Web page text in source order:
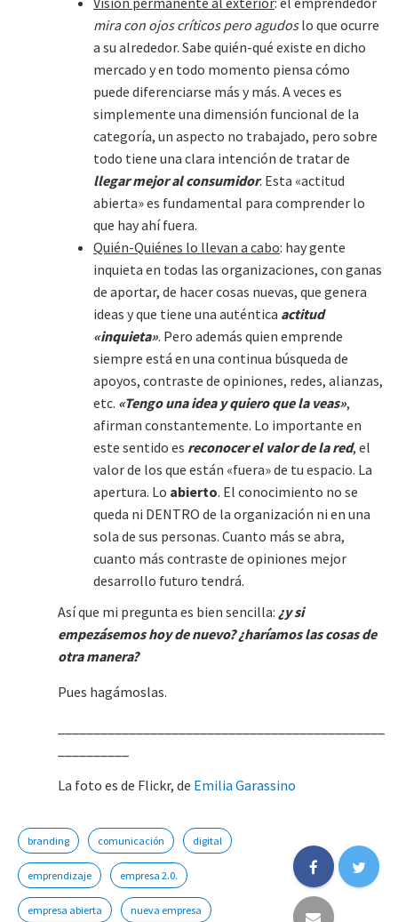
mira con ojos críticos pero agudoslo que ocurre
a su alrededor. Sabe quién-qué existe en dicho
mercado y en todo momento piensa cómo
puede diferenciarse más y más. A veces es
simplemente una dimensión funcional de la
categoría, un aspecto no trabajado, pero sobre
todo tiene una clara intención de tratar de
llegar mejor al consumidor. Esta «actitud
abierta» es fundamental para comprender lo
que hay ahí fuera.
Quién-Quiénes lo llevan a cabo: hay gente
inquieta en todas las organizaciones, con ganas
de aportar, de hacer cosas nuevas, que genera
ideas y que tiene una auténtica actitud
«inquieta». Pero además quien emprende
siempre está en una continua búsqueda de
apoyos, contraste de opiniones, redes, alianzas,
etc. «Tengo una idea y quiero que la veas»,
afirman constantemente. Lo importante en
este sentido es reconocer el valor de la red, el
valor de los que están «fuera» de tu espacio. La
apertura. Lo abierto. El conocimiento no se
queda ni DENTRO de la organización ni en una
sola de sus personas. Cuanto más se abra,
cuanto más contraste de opiniones mejor
desarrollo futuro tendrá.
Así que mi pregunta es bien sencilla: ¿y si
empezásemos hoy de nuevo? ¿haríamos las cosas de
otra manera?
Pues hagámoslas.
La foto es de Flickr, de Emilia Garassino
branding comunicación digital
emprendizaje empresa 2.0.
empresa abierta nueva empresa